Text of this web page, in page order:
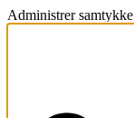
Administrer samtykke